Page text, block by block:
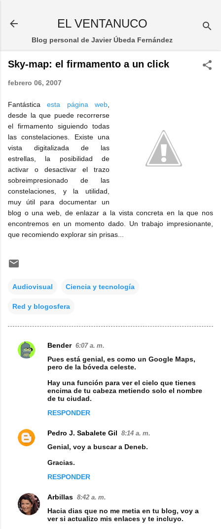
EL VENTANUCO
Blog personal de Javier Úbeda Fernández
Sky-map: el firmamento a un click
febrero 06, 2007
Fantásticaesta página web
desde la que puede recorrerse
el firmamento siguiendo todas
las constelaciones. Existe una
vista digitalizada de las
estrellas, la posibilidad de
activar o desactivar el trazo
sobreimpresionado de las
constelaciones, y la utilidad,
muy útil para documentar un
blog o una web, de enlazar a la vista concreta en la que nos
encontremos en un momento dado. Un trabajo impresionante,
que recomiendo explorar sin prisas...
Audiovisual Ciencia y tecnología
Red y blogosfera
C
a
Bender 6:07 a. m.
Pues está genial, es como un Google Maps,
pero de la bóveda celeste.
Hay una función para ver el cielo que tienes
encima de tu cabeza metiendo solo el nombre
de tu ciudad.
RESPONDER
Pedro J. Sabalete Gil 8:14 a. m.
Genial, voy a buscar a Deneb.
Gracias.
RESPONDER
Arbillas 8:42 a. m.
Hacia dias que no me metia en tu blog, voy a
ver si actualizo mis enlaces y te incluyo.